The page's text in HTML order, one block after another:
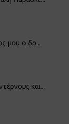
μου ο δρ...
και...